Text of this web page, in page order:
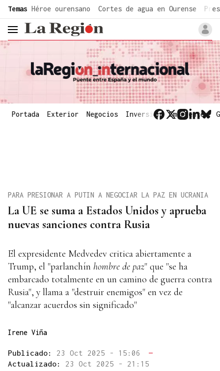
common.go-to-content
Temas Héroe ourensano Cortes de agua en Ourense
header.menu.open
Portada Exterior Negocios Inversión Emergentes
La UE se suma a Estados Unidos y aprueba
nuevas sanciones contra Rusia
PARA PRESIONAR A PUTIN A NEGOCIAR LA PAZ EN UCRANIA
El expresidente Medvedev critica abiertamente a
Trump, el "parlanchín hombre de paz" que "se ha
embarcado totalmente en un camino de guerra contra
Rusia", y llama a "destruir enemigos" en vez de
"alcanzar acuerdos sin significado"
Irene Viña
Publicado: 23 Oct 2025 - 15:06
—
Actualizado: 23 Oct 2025 - 21:15